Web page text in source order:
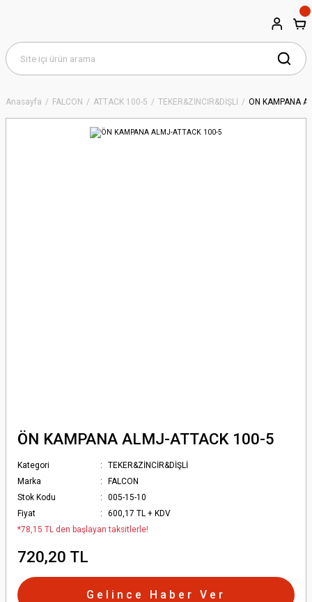
Anasayfa FALCON ATTACK 100-5 TEKER&ZİNCİR&DİŞLİ ÖN KAMPANA
ÖN KAMPANA ALMJ-ATTACK 100-5
Kategori
TEKER&ZİNCİR&DİŞLİ
Marka
FALCON
Stok Kodu
005-15-10
Fiyat
600,17 TL + KDV
*78,15 TL den başlayan taksitlerle!
720,20 TL
Gelince Haber Ver